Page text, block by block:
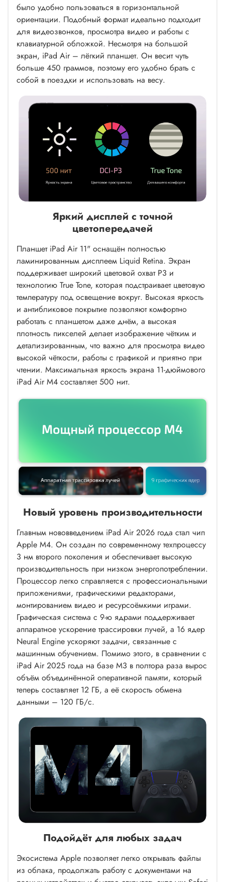
было удобно пользоваться в горизонтальной
ориентации. Подобный формат идеально подходит
для видеозвонков, просмотра видео и работы с
клавиатурной обложкой. Несмотря на большой
экран, iPad Air – лёгкий планшет. Он весит чуть
больше 450 граммов, поэтому его удобно брать с
собой в поездки и использовать на весу.
Яркий дисплей с точной
цветопередачей
Планшет iPad Air 11" оснащён полностью
ламинированным дисплеем Liquid Retina. Экран
поддерживает широкий цветовой охват P3 и
технологию True Tone, которая подстраивает цветовую
температуру под освещение вокруг. Высокая яркость
и антибликовое покрытие позволяют комфортно
работать с планшетом даже днём, а высокая
плотность пикселей делает изображение чётким и
детализированным, что важно для просмотра видео
высокой чёткости, работы с графикой и приятно при
чтении. Максимальная яркость экрана 11-дюймового
iPad Air M4 составляет 500 нит.
Новый уровень производительности
Главным нововведением iPad Air 2026 года стал чип
Apple M4. Он создан по современному техпроцессу
3 нм второго поколения и обеспечивает высокую
производительность при низком энергопотреблении.
Процессор легко справляется с профессиональными
приложениями, графическими редакторами,
монтированием видео и ресурсоёмкими играми.
Графическая система с 9-ю ядрами поддерживает
аппаратное ускорение трассировки лучей, а 16 ядер
Neural Engine ускоряют задачи, связанные с
машинным обучением. Помимо этого, в сравнении с
iPad Air 2025 года на базе M3 в полтора раза вырос
объём объединённой оперативной памяти, который
теперь составляет 12 ГБ, а её скорость обмена
данными – 120 ГБ/с.
Подойдёт для любых задач
Экосистема Apple позволяет легко открывать файлы
из облака, продолжать работу с документами на